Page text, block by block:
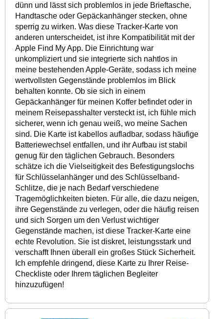
dünn und lässt sich problemlos in jede Brieftasche,
Handtasche oder Gepäckanhänger stecken, ohne
sperrig zu wirken. Was diese Tracker-Karte von
anderen unterscheidet, ist ihre Kompatibilität mit der
Apple Find My App. Die Einrichtung war
unkompliziert und sie integrierte sich nahtlos in
meine bestehenden Apple-Geräte, sodass ich meine
wertvollsten Gegenstände problemlos im Blick
behalten konnte. Ob sie sich in einem
Gepäckanhänger für meinen Koffer befindet oder in
meinem Reisepasshalter versteckt ist, ich fühle mich
sicherer, wenn ich genau weiß, wo meine Sachen
sind. Die Karte ist kabellos aufladbar, sodass häufige
Batteriewechsel entfallen, und ihr Aufbau ist stabil
genug für den täglichen Gebrauch. Besonders
schätze ich die Vielseitigkeit des Befestigungslochs
für Schlüsselanhänger und des Schlüsselband-
Schlitze, die je nach Bedarf verschiedene
Tragemöglichkeiten bieten. Für alle, die dazu neigen,
ihre Gegenstände zu verlegen, oder die häufig reisen
und sich Sorgen um den Verlust wichtiger
Gegenstände machen, ist diese Tracker-Karte eine
echte Revolution. Sie ist diskret, leistungsstark und
verschafft Ihnen überall ein großes Stück Sicherheit.
Ich empfehle dringend, diese Karte zu Ihrer Reise-
Checkliste oder Ihrem täglichen Begleiter
hinzuzufügen!